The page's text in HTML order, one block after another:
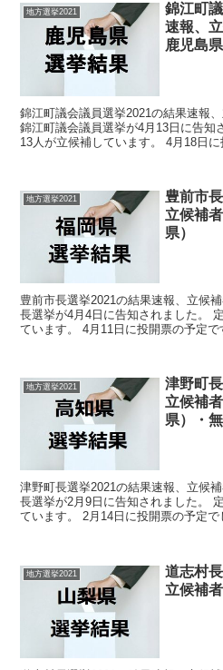
地方選挙2021
錦江町
速報、
鹿児島県
錦江町議会議員選挙2021の結果速報
錦江町議会議員選挙が4月13日に告知
13人が立候補しています。 4月18日
地方選挙2021
豊前市
立候補
県）
豊前市長選挙2021の結果速報、立候
長選挙が4月4日に告知されました。
ています。 4月11日に投開票の予定で
地方選挙2021
津野町
立候補
県）・
津野町長選挙2021の結果速報、立候
長選挙が2月9日に告知されました。
ています。 2月14日に投開票の予定
地方選挙2021
道志村
立候補